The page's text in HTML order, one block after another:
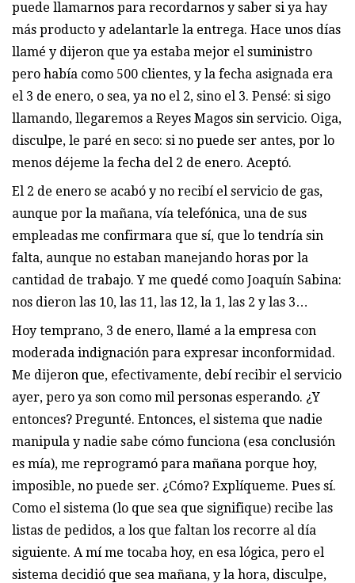
puede llamarnos para recordarnos y saber si ya hay
más producto y adelantarle la entrega. Hace unos días
llamé y dijeron que ya estaba mejor el suministro
pero había como 500 clientes, y la fecha asignada era
el 3 de enero, o sea, ya no el 2, sino el 3. Pensé: si sigo
llamando, llegaremos a Reyes Magos sin servicio. Oiga,
disculpe, le paré en seco: si no puede ser antes, por lo
menos déjeme la fecha del 2 de enero. Aceptó.
El 2 de enero se acabó y no recibí el servicio de gas,
aunque por la mañana, vía telefónica, una de sus
empleadas me confirmara que sí, que lo tendría sin
falta, aunque no estaban manejando horas por la
cantidad de trabajo. Y me quedé como Joaquín Sabina:
nos dieron las 10, las 11, las 12, la 1, las 2 y las 3…
Hoy temprano, 3 de enero, llamé a la empresa con
moderada indignación para expresar inconformidad.
Me dijeron que, efectivamente, debí recibir el servicio
ayer, pero ya son como mil personas esperando. ¿Y
entonces? Pregunté. Entonces, el sistema que nadie
manipula y nadie sabe cómo funciona (esa conclusión
es mía), me reprogramó para mañana porque hoy,
imposible, no puede ser. ¿Cómo? Explíqueme. Pues sí.
Como el sistema (lo que sea que signifique) recibe las
listas de pedidos, a los que faltan los recorre al día
siguiente. A mí me tocaba hoy, en esa lógica, pero el
sistema decidió que sea mañana, y la hora, disculpe,